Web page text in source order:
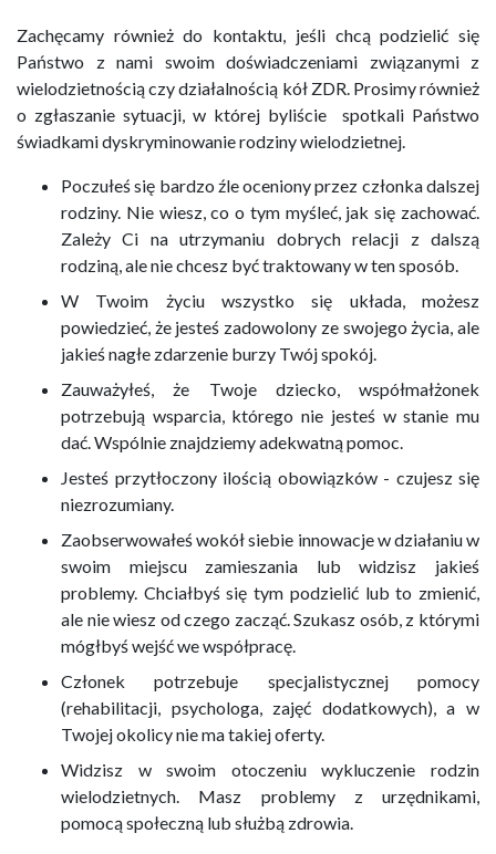
Zachęcamy również do kontaktu, jeśli chcą podzielić się
Państwo z nami swoim doświadczeniami związanymi z
wielodzietnością czy działalnością kół ZDR. Prosimy również
o zgłaszanie sytuacji, w której byliście spotkali Państwo
świadkami dyskryminowanie rodziny wielodzietnej.
Poczułeś się bardzo źle oceniony przez członka dalszej
rodziny. Nie wiesz, co o tym myśleć, jak się zachować.
Zależy Ci na utrzymaniu dobrych relacji z dalszą
rodziną, ale nie chcesz być traktowany w ten sposób.
W Twoim życiu wszystko się układa, możesz
powiedzieć, że jesteś zadowolony ze swojego życia, ale
jakieś nagłe zdarzenie burzy Twój spokój.
Zauważyłeś, że Twoje dziecko, współmałżonek
potrzebują wsparcia, którego nie jesteś w stanie mu
dać. Wspólnie znajdziemy adekwatną pomoc.
Jesteś przytłoczony ilością obowiązków - czujesz się
niezrozumiany.
Zaobserwowałeś wokół siebie innowacje w działaniu w
swoim miejscu zamieszania lub widzisz jakieś
problemy. Chciałbyś się tym podzielić lub to zmienić,
ale nie wiesz od czego zacząć. Szukasz osób, z którymi
mógłbyś wejść we współpracę.
Członek potrzebuje specjalistycznej pomocy
(rehabilitacji, psychologa, zajęć dodatkowych), a w
Twojej okolicy nie ma takiej oferty.
Widzisz w swoim otoczeniu wykluczenie rodzin
wielodzietnych. Masz problemy z urzędnikami,
pomocą społeczną lub służbą zdrowia.